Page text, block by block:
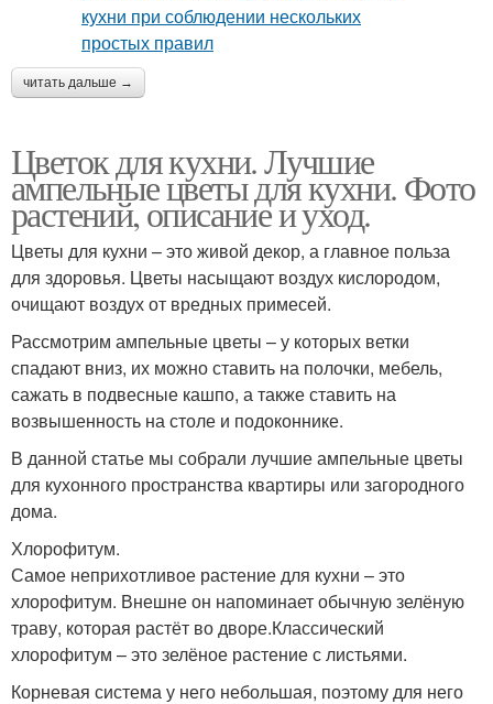
читать дальше →
Цветок для кухни. Лучшие
ампельные цветы для кухни. Фото
растений, описание и уход.
Цветы для кухни – это живой декор, а главное польза
для здоровья. Цветы насыщают воздух кислородом,
очищают воздух от вредных примесей.
Рассмотрим ампельные цветы – у которых ветки
спадают вниз, их можно ставить на полочки, мебель,
сажать в подвесные кашпо, а также ставить на
возвышенность на столе и подоконнике.
В данной статье мы собрали лучшие ампельные цветы
для кухонного пространства квартиры или загородного
дома.
Хлорофитум.
Самое неприхотливое растение для кухни – это
хлорофитум. Внешне он напоминает обычную зелёную
траву, которая растёт во дворе.Классический
хлорофитум – это зелёное растение с листьями.
Корневая система у него небольшая, поэтому для него